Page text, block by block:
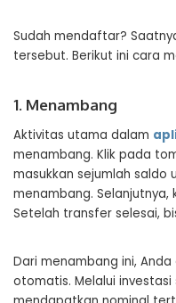
Sudah mendaftar?
tersebut. Berikut ini cara
1. Menambang
Aktivitas utama dalam
menambang. Klik pada
masukkan sejumlah saldo
menambang. Selanjutnya,
Setelah transfer selesai,
Dari menambang ini,
otomatis. Melalui